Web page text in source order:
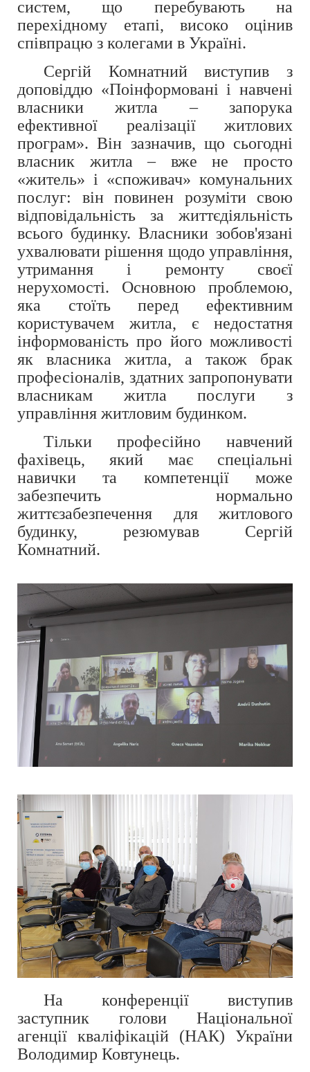
систем, що перебувають на
перехідному етапі, високо оцінив
співпрацю з колегами в Україні.
Сергій Комнатний виступив з
доповіддю «Поінформовані і навчені
власники житла – запорука
ефективної реалізації житлових
програм». Він зазначив, що сьогодні
власник житла – вже не просто
«житель» і «споживач» комунальних
послуг: він повинен розуміти свою
відповідальність за життєдіяльність
всього будинку. Власники зобов'язані
ухвалювати рішення щодо управління,
утримання і ремонту своєї
нерухомості. Основною проблемою,
яка стоїть перед ефективним
користувачем житла, є недостатня
інформованість про його можливості
як власника житла, а також брак
професіоналів, здатних запропонувати
власникам житла послуги з
управління житловим будинком.
Тільки професійно навчений
фахівець, який має спеціальні
навички та компетенції може
забезпечить нормально
життєзабезпечення для житлового
будинку, резюмував Сергій
Комнатний.
На конференції виступив
заступник голови Національної
агенції кваліфікацій (НАК) України
Володимир Ковтунець.